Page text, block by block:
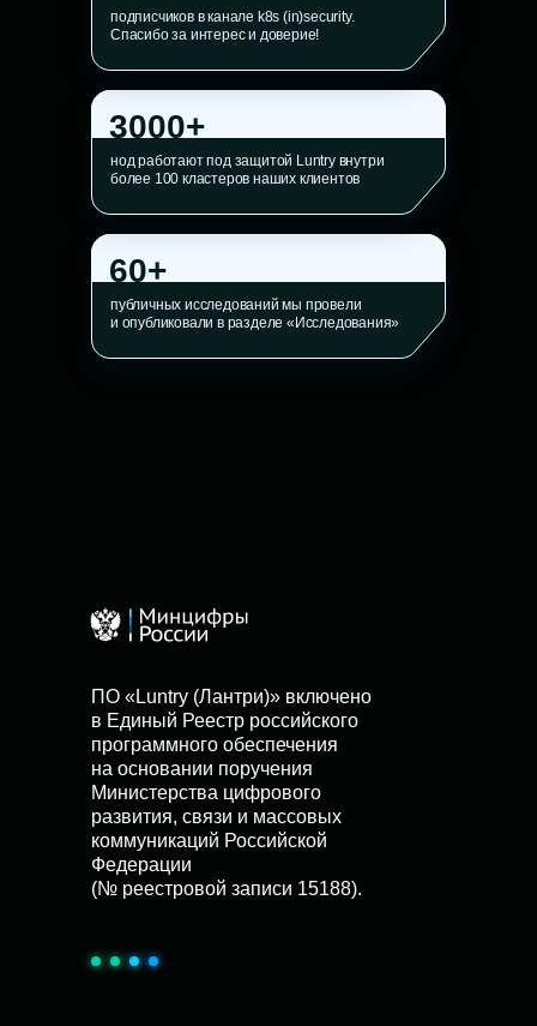
60+
публичных исследований мы провели
и опубликовали в разделе «Исследования»
3000+
нод работают под защитой Luntry внутри
более 100 кластеров наших клиентов
подписчиков в канале k8s (in)security.
Спасибо за интерес и доверие!
ПО «Luntry (Лантри)» включено
в Единый Реестр российского
программного обеспечения
на основании поручения
Министерства цифрового
развития, связи и массовых
коммуникаций Российской
Федерации
(№ реестровой записи 15188).